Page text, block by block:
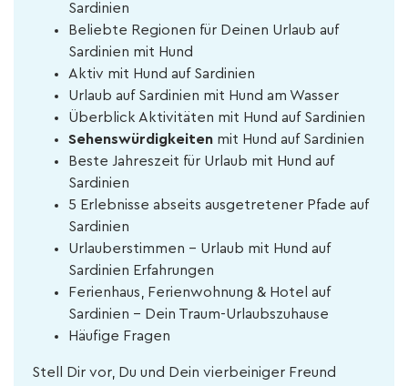
Sardinien
Beliebte Regionen für Deinen Urlaub auf
Sardinien mit Hund
Aktiv mit Hund auf Sardinien
Urlaub auf Sardinien mit Hund am Wasser
Überblick Aktivitäten mit Hund auf Sardinien
Sehenswürdigkeiten mit Hund auf Sardinien
Beste Jahreszeit für Urlaub mit Hund auf
Sardinien
5 Erlebnisse abseits ausgetretener Pfade auf
Sardinien
Urlauberstimmen - Urlaub mit Hund auf
Sardinien Erfahrungen
Ferienhaus, Ferienwohnung & Hotel auf
Sardinien – Dein Traum-Urlaubszuhause
Häufige Fragen
Stell Dir vor, Du und Dein vierbeiniger Freund